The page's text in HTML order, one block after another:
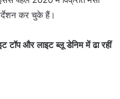
कर चुके हैं।
टॉप और लाइट ब्लू डेनिम में ढा रहीं